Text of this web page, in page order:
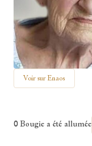
Voir sur Enaos
0 Bougie a été allumée